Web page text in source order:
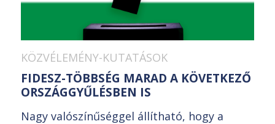
KÖZVÉLEMÉNY-KUTATÁSOK
FIDESZ-TÖBBSÉG MARAD A KÖVETKEZŐ
ORSZÁGGYŰLÉSBEN IS
Nagy valószínűséggel állítható, hogy a